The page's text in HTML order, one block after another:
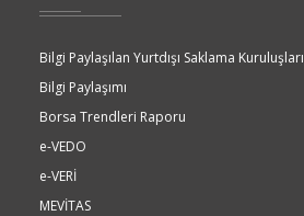
Bilgi Paylaşılan Yurtdışı Saklama Kuruluşları
Bilgi Paylaşımı
Borsa Trendleri Raporu
e-VEDO
e-VERİ
MEVİTAS